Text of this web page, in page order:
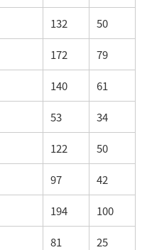
132 50
172 79
140 61
53 34
122 50
97 42
194 100
81 25